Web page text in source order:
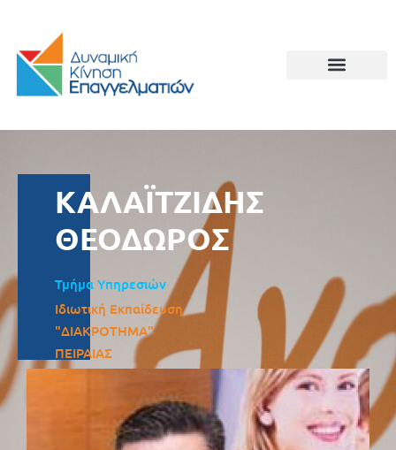
ΚΑΛΑΪΤΖΙΔΗΣ
ΘΕΟΔΩΡΟΣ
Τμήμα Υπηρεσιών
Ιδιωτική Εκπαίδευση
"ΔΙΑΚΡΟΤΗΜΑ"
ΠΕΙΡΑΙΑΣ